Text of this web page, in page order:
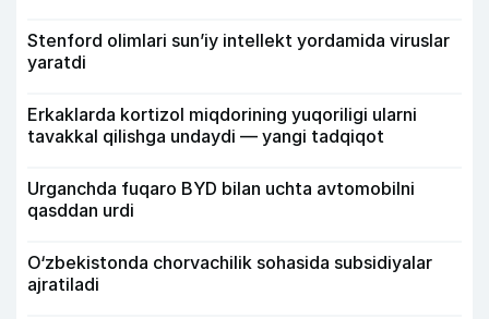
Stenford olimlari sun’iy intellekt yordamida viruslar
yaratdi
Erkaklarda kortizol miqdorining yuqoriligi ularni
tavakkal qilishga undaydi — yangi tadqiqot
Urganchda fuqaro BYD bilan uchta avtomobilni
qasddan urdi
O‘zbekistonda chorvachilik sohasida subsidiyalar
ajratiladi